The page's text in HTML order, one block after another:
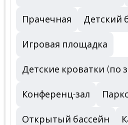
Прачечная Детский
Игровая площадка
Детские кроватки (по
Конференц-зал
Открытый бассейн